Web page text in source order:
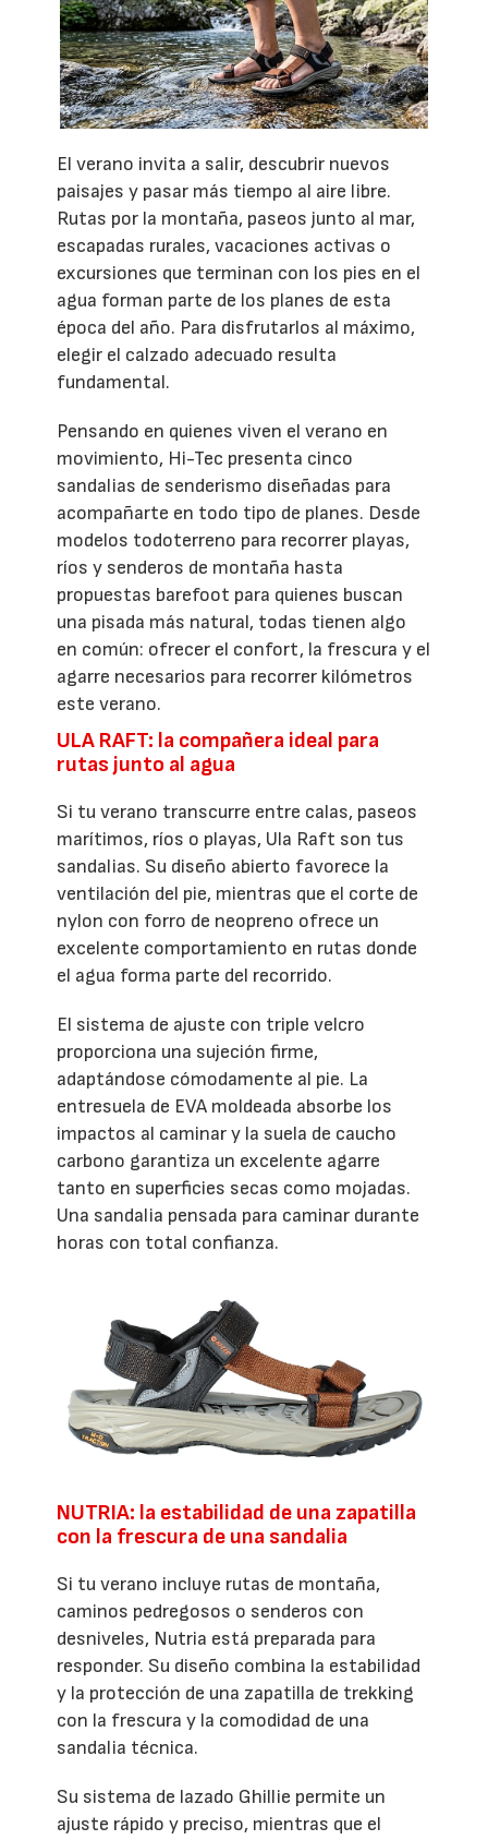
El verano invita a salir, descubrir nuevos
paisajes y pasar más tiempo al aire libre.
Rutas por la montaña, paseos junto al mar,
escapadas rurales, vacaciones activas o
excursiones que terminan con los pies en el
agua forman parte de los planes de esta
época del año. Para disfrutarlos al máximo,
elegir el calzado adecuado resulta
fundamental.
Pensando en quienes viven el verano en
movimiento, Hi-Tec presenta cinco
sandalias de senderismo diseñadas para
acompañarte en todo tipo de planes. Desde
modelos todoterreno para recorrer playas,
ríos y senderos de montaña hasta
propuestas barefoot para quienes buscan
una pisada más natural, todas tienen algo
en común: ofrecer el confort, la frescura y el
agarre necesarios para recorrer kilómetros
este verano.
ULA RAFT: la compañera ideal para
rutas junto al agua
Si tu verano transcurre entre calas, paseos
marítimos, ríos o playas, Ula Raft son tus
sandalias. Su diseño abierto favorece la
ventilación del pie, mientras que el corte de
nylon con forro de neopreno ofrece un
excelente comportamiento en rutas donde
el agua forma parte del recorrido.
El sistema de ajuste con triple velcro
proporciona una sujeción firme,
adaptándose cómodamente al pie. La
entresuela de EVA moldeada absorbe los
impactos al caminar y la suela de caucho
carbono garantiza un excelente agarre
tanto en superficies secas como mojadas.
Una sandalia pensada para caminar durante
horas con total confianza.
NUTRIA: la estabilidad de una zapatilla
con la frescura de una sandalia
Si tu verano incluye rutas de montaña,
caminos pedregosos o senderos con
desniveles, Nutria está preparada para
responder. Su diseño combina la estabilidad
y la protección de una zapatilla de trekking
con la frescura y la comodidad de una
sandalia técnica.
Su sistema de lazado Ghillie permite un
ajuste rápido y preciso, mientras que el